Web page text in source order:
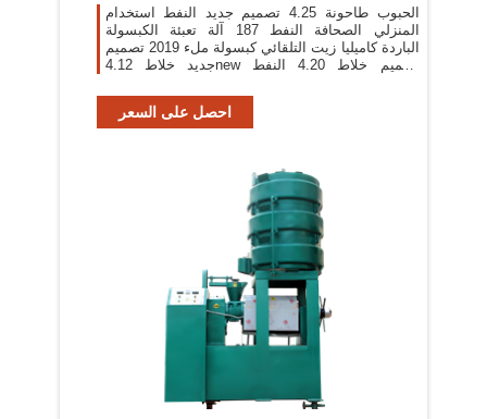
الحبوب طاحونة 4.25 تصميم جديد النفط استخدام
المنزلي الصحافة النفط 187 آلة تعبئة الكبسولة
الباردة كاميليا زيت التلقائي كبسولة ملء 2019 تصميم
جديد خلاط 4.12new تصميم خلاط 4.20 النفط
احصل على السعر